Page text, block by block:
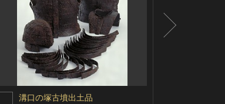
溝口の塚古墳出土品